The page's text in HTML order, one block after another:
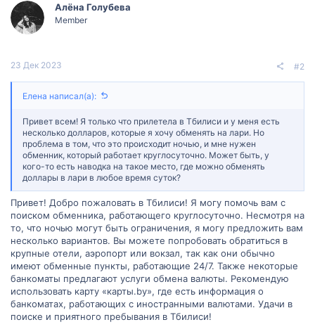
Алëна Голубева
Member
23 Дек 2023 #2
Елена написал(а):
Привет всем! Я только что прилетела в Тбилиси и у меня есть
несколько долларов, которые я хочу обменять на лари. Но
проблема в том, что это происходит ночью, и мне нужен
обменник, который работает круглосуточно. Может быть, у
кого-то есть наводка на такое место, где можно обменять
доллары в лари в любое время суток?
Привет! Добро пожаловать в Тбилиси! Я могу помочь вам с
поиском обменника, работающего круглосуточно. Несмотря на
то, что ночью могут быть ограничения, я могу предложить вам
несколько вариантов. Вы можете попробовать обратиться в
крупные отели, аэропорт или вокзал, так как они обычно
имеют обменные пункты, работающие 24/7. Также некоторые
банкоматы предлагают услуги обмена валюты. Рекомендую
использовать карту «карты.by», где есть информация о
банкоматах, работающих с иностранными валютами. Удачи в
поиске и приятного пребывания в Тбилиси!